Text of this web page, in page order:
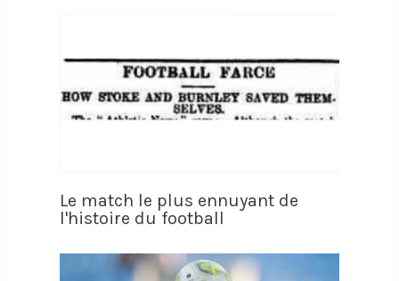
Le match le plus ennuyant de
l'histoire du football